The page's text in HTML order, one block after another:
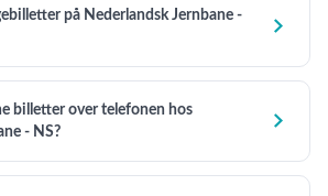
på Nederlandsk Jernbane -

billetter over telefonen hos
- NS?
